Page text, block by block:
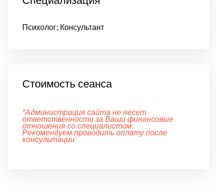
Психолог; Консультант
Стоимость сеанса
*Администрация сайта не несет
ответственности за Ваши финансовые
отношения со специалистом.
Рекомендуем проводить оплату после
консультации